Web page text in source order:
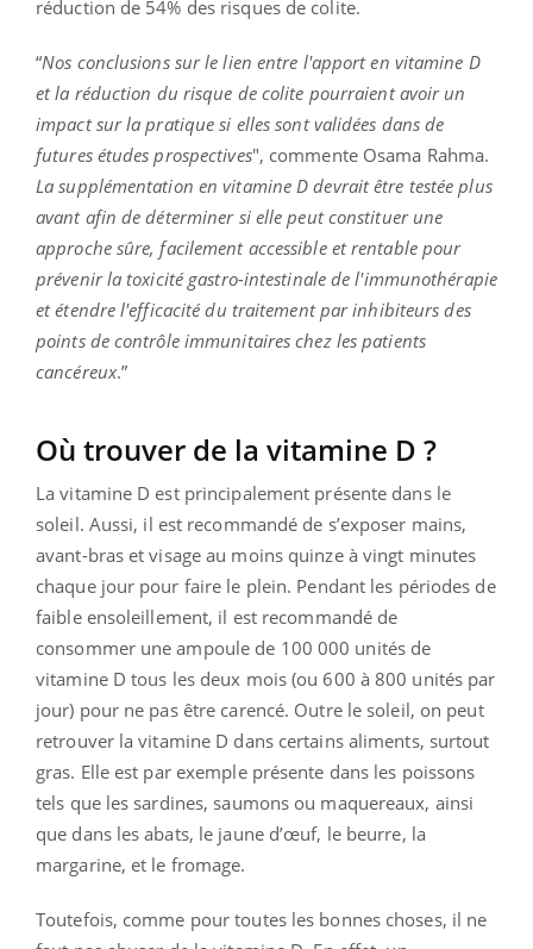
réduction de 54% des risques de colite.
“Nos conclusions sur le lien entre l'apport en vitamine D
et la réduction du risque de colite pourraient avoir un
impact sur la pratique si elles sont validées dans de
futures études prospectives", commente Osama Rahma.
La supplémentation en vitamine D devrait être testée plus
avant afin de déterminer si elle peut constituer une
approche sûre, facilement accessible et rentable pour
prévenir la toxicité gastro-intestinale de l'immunothérapie
et étendre l'efficacité du traitement par inhibiteurs des
points de contrôle immunitaires chez les patients
cancéreux.”
Où trouver de la vitamine D ?
La vitamine D est principalement présente dans le
soleil. Aussi, il est recommandé de s’exposer mains,
avant-bras et visage au moins quinze à vingt minutes
chaque jour pour faire le plein. Pendant les périodes de
faible ensoleillement, il est recommandé de
consommer une ampoule de 100 000 unités de
vitamine D tous les deux mois (ou 600 à 800 unités par
jour) pour ne pas être carencé. Outre le soleil, on peut
retrouver la vitamine D dans certains aliments, surtout
gras. Elle est par exemple présente dans les poissons
tels que les sardines, saumons ou maquereaux, ainsi
que dans les abats, le jaune d’œuf, le beurre, la
margarine, et le fromage.
Toutefois, comme pour toutes les bonnes choses, il ne